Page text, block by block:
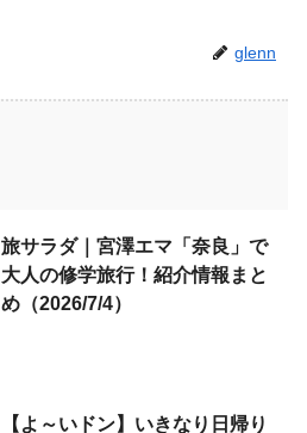
glenn
旅サラダ｜宮澤エマ「奈良」で
大人の修学旅行！紹介情報まと
め（2026/7/4）
【よ～いドン】いきなり日帰り